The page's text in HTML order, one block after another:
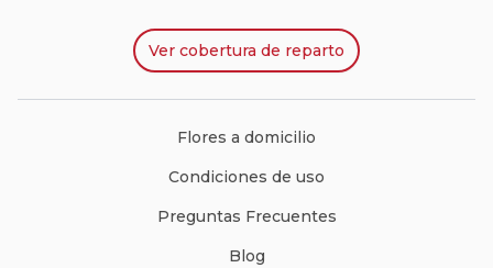
Ver cobertura de reparto
Flores a domicilio
Condiciones de uso
Preguntas Frecuentes
Blog